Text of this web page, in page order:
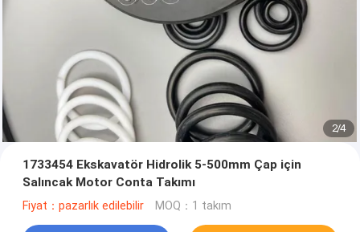
2/4
1733454 Ekskavatör Hidrolik 5-500mm Çap için
Salıncak Motor Conta Takımı
Fiyat：pazarlık edilebilir MOQ：1 takım